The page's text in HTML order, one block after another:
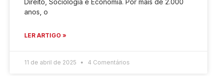
Direito, Sociologia e Economia. Por mais de 2.000
anos, o
LER ARTIGO »
11 de abril de 2025 4 Comentários